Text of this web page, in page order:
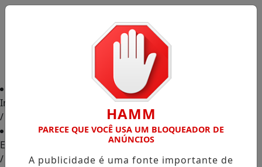
Início
/
Edições
/
HAMM
PARECE QUE VOCÊ USA UM BLOQUEADOR DE
ANÚNCIOS
A publicidade é uma fonte importante de